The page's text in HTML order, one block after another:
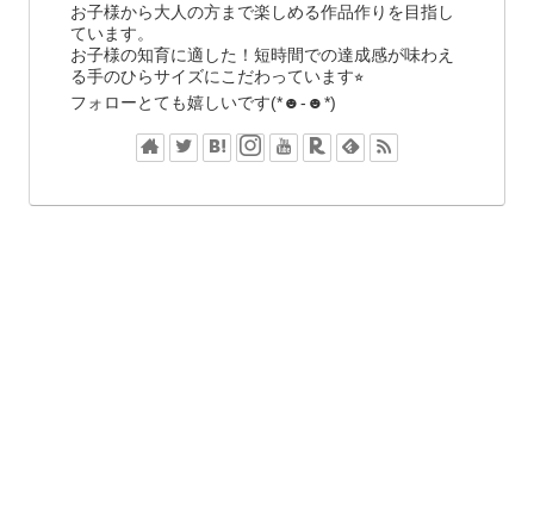
お子様から大人の方まで楽しめる作品作りを目指し
ています。
お子様の知育に適した！短時間での達成感が味わえ
る手のひらサイズにこだわっています⭐︎
フォローとても嬉しいです(*☻-☻*)